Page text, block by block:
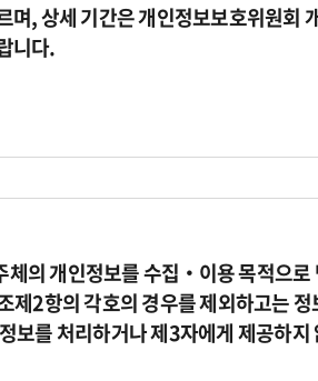
며, 상세 기간은 개인정보보호위원회
니다.
체의 개인정보를 수집‧이용 목적으로
제2항의 각호의 경우를 제외하고는
보를 처리하거나 제3자에게 제공하지